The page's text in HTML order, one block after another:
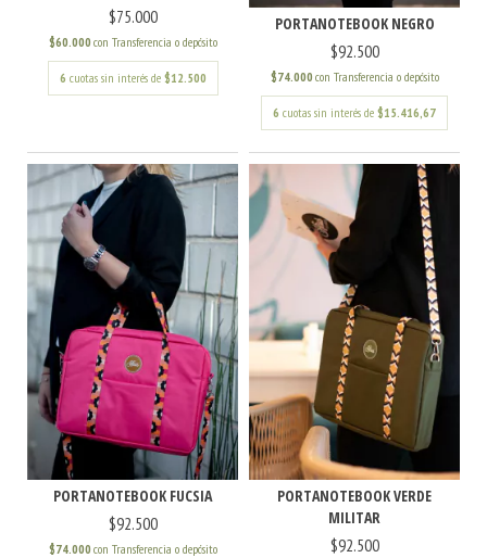
$75.000
$60.000 con Transferencia o depósito
6 cuotas sin interés de $12.500
PORTANOTEBOOK NEGRO
$92.500
$74.000 con Transferencia o depósito
6 cuotas sin interés de $15.416,67
PORTANOTEBOOK FUCSIA
$92.500
$74.000 con Transferencia o depósito
PORTANOTEBOOK VERDE
MILITAR
$92.500